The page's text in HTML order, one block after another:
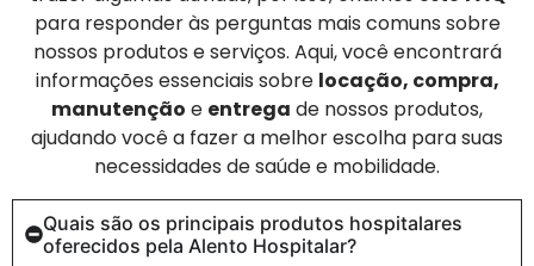
para responder às perguntas mais comuns sobre
nossos produtos e serviços. Aqui, você encontrará
informações essenciais sobre locação, compra,
manutenção e entrega de nossos produtos,
ajudando você a fazer a melhor escolha para suas
necessidades de saúde e mobilidade.
Quais são os principais produtos hospitalares
oferecidos pela Alento Hospitalar?